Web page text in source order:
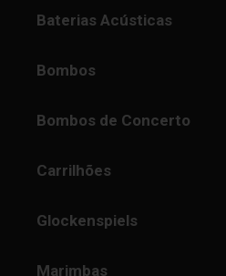
Baterias Acústicas
Bombos
Bombos de Concerto
Carrilhões
Glockenspiels
Marimbas